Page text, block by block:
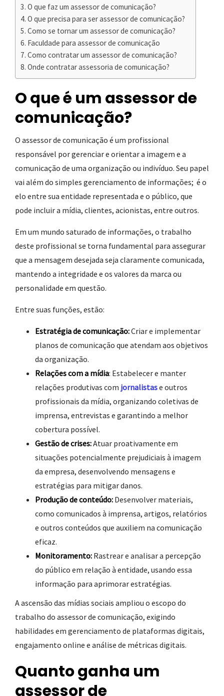
O que faz um assessor de comunicação?
O que precisa para ser assessor de comunicação?
Como se tornar um assessor de comunicação?
Faculdade para assessor de comunicação
Como contratar um assessor de comunicação?
Onde contratar assessoria de comunicação?
O que é um assessor de
comunicação?
O assessor de comunicação é um profissional
responsável por gerenciar e orientar a imagem e a
comunicação de uma organização ou indivíduo. Seu papel
vai além do simples gerenciamento de informações; é o
elo entre sua entidade representada e o público, que
pode incluir a mídia, clientes, acionistas, entre outros.
Em um mundo saturado de informações, o trabalho
deste profissional se torna fundamental para assegurar
que a mensagem desejada seja claramente comunicada,
mantendo a integridade e os valores da marca ou
personalidade em questão.
Entre suas funções, estão:
Estratégia de comunicação:Criar e implementar
planos de comunicação que atendam aos objetivos
da organização.
Relações com a mídia: Estabelecer e manter
relações produtivas com jornalistase outros
profissionais da mídia, organizando coletivas de
imprensa, entrevistas e garantindo a melhor
cobertura possível.
Gestão de crises:Atuar proativamente em
situações potencialmente prejudiciais à imagem
da empresa, desenvolvendo mensagens e
estratégias para mitigar danos.
Produção de conteúdo: Desenvolver materiais,
como comunicados à imprensa, artigos, relatórios
e outros conteúdos que auxiliem na comunicação
eficaz.
Monitoramento: Rastrear e analisar a percepção
do público em relação à entidade, usando essa
informação para aprimorar estratégias.
A ascensão das mídias sociais ampliou o escopo do
trabalho do assessor de comunicação, exigindo
habilidades em gerenciamento de plataformas digitais,
engajamento online e análise de métricas digitais.
Quanto ganha um
assessor de